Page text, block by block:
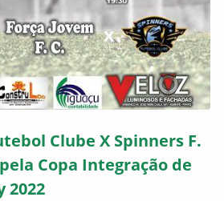
Clube X Spinners F.
Copa Integração de
2022